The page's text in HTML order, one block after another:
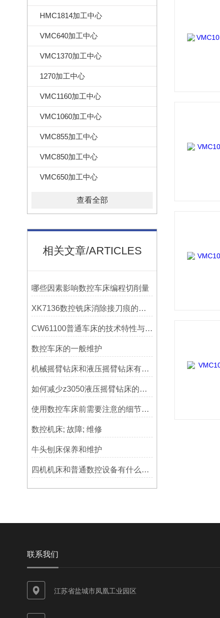
HMC1814加工中心
VMC640加工中心
VMC1370加工中心
1270加工中心
VMC1160加工中心
VMC1060加工中心
VMC855加工中心
VMC850加工中心
VMC650加工中心
查看全部
相关文章/ARTICLES
哪些因素影响数控车床编程切削量
XK7136数控铣床消除接刀痕的操作
CW61100普通车床的技术特性与操作优势
数控车床的一般维护
机械摇臂钻床和液压摇臂钻床有什么区别
如何减少z3050液压摇臂钻床的故障和维修成本？
使用数控车床前需要注意的细节有哪些呢？
数控机床; 故障; 维修
牛头刨床保养和维护
四机机床和普通数控设备有什么区别？
联系我们
江苏省盐城市凤凰工业园区